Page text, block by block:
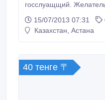
госслуащщий.
15/07/2013 07:31
Казахстан, Астана
40 тенге 〒